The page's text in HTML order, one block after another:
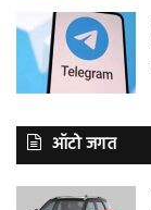
ऑटो जगत